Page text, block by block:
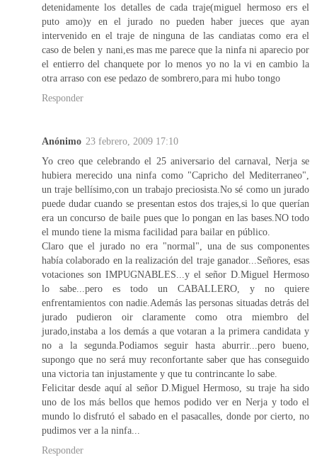
detenidamente los detalles de cada traje(miguel hermoso ers el
puto amo)y en el jurado no pueden haber jueces que ayan
intervenido en el traje de ninguna de las candiatas como era el
caso de belen y nani,es mas me parece que la ninfa ni aparecio por
el entierro del chanquete por lo menos yo no la vi en cambio la
otra arraso con ese pedazo de sombrero,para mi hubo tongo
Responder
Anónimo 23 febrero, 2009 17:10
Yo creo que celebrando el 25 aniversario del carnaval, Nerja se
hubiera merecido una ninfa como "Capricho del Mediterraneo",
un traje bellísimo,con un trabajo preciosista.No sé como un jurado
puede dudar cuando se presentan estos dos trajes,si lo que querían
era un concurso de baile pues que lo pongan en las bases.NO todo
el mundo tiene la misma facilidad para bailar en público.
Claro que el jurado no era "normal", una de sus componentes
había colaborado en la realización del traje ganador...Señores, esas
votaciones son IMPUGNABLES...y el señor D.Miguel Hermoso
lo sabe...pero es todo un CABALLERO, y no quiere
enfrentamientos con nadie.Además las personas situadas detrás del
jurado pudieron oir claramente como otra miembro del
jurado,instaba a los demás a que votaran a la primera candidata y
no a la segunda.Podiamos seguir hasta aburrir...pero bueno,
supongo que no será muy reconfortante saber que has conseguido
una victoria tan injustamente y que tu contrincante lo sabe.
Felicitar desde aquí al señor D.Miguel Hermoso, su traje ha sido
uno de los más bellos que hemos podido ver en Nerja y todo el
mundo lo disfrutó el sabado en el pasacalles, donde por cierto, no
pudimos ver a la ninfa...
Responder